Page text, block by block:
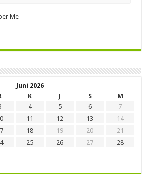
Me
Juni 2026
K J S
M
4 5 6
7
11 12 13
14
18 19 20
21
25 26 27
28